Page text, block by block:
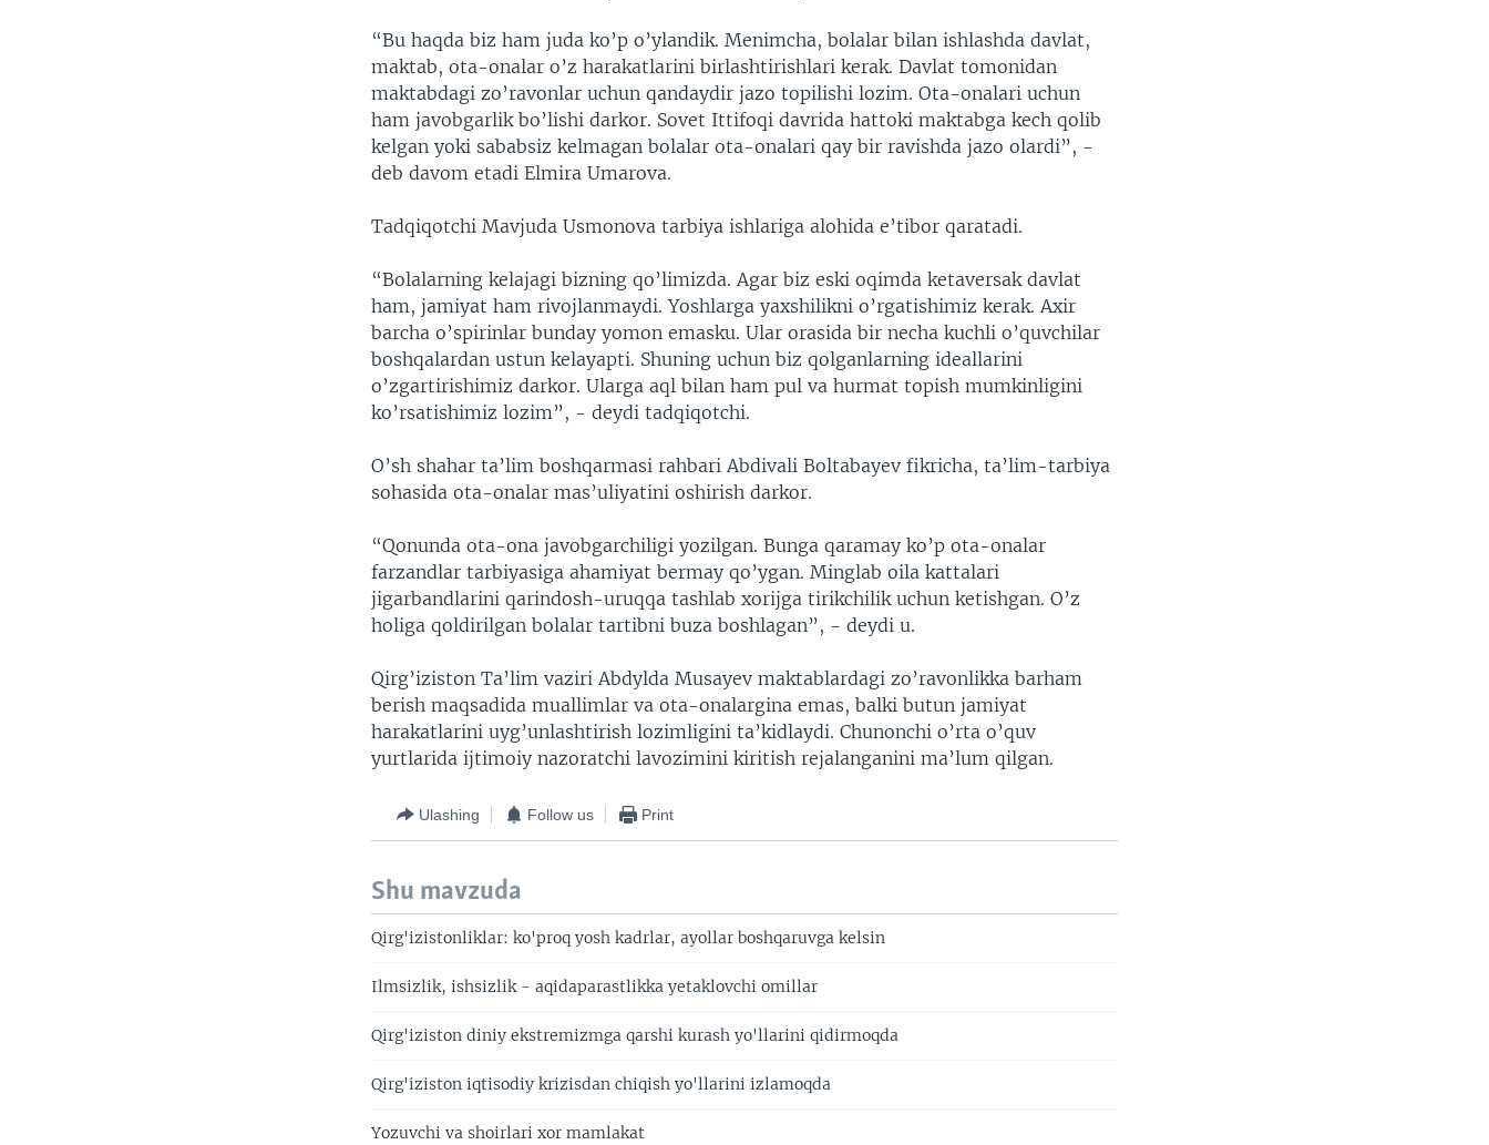
“Bu haqda biz ham juda ko’p o’ylandik. Menimcha, bolalar bilan ishlashda davlat,
maktab, ota-onalar o’z harakatlarini birlashtirishlari kerak. Davlat tomonidan
maktabdagi zo’ravonlar uchun qandaydir jazo topilishi lozim. Ota-onalari uchun
ham javobgarlik bo’lishi darkor. Sovet Ittifoqi davrida hattoki maktabga kech qolib
kelgan yoki sababsiz kelmagan bolalar ota-onalari qay bir ravishda jazo olardi”, -
deb davom etadi Elmira Umarova.
Tadqiqotchi Mavjuda Usmonova tarbiya ishlariga alohida e’tibor qaratadi.
“Bolalarning kelajagi bizning qo’limizda. Agar biz eski oqimda ketaversak davlat
ham, jamiyat ham rivojlanmaydi. Yoshlarga yaxshilikni o’rgatishimiz kerak. Axir
barcha o’spirinlar bunday yomon emasku. Ular orasida bir necha kuchli o’quvchilar
boshqalardan ustun kelayapti. Shuning uchun biz qolganlarning ideallarini
o’zgartirishimiz darkor. Ularga aql bilan ham pul va hurmat topish mumkinligini
ko’rsatishimiz lozim”, - deydi tadqiqotchi.
O’sh shahar ta’lim boshqarmasi rahbari Abdivali Boltabayev fikricha, ta’lim-tarbiya
sohasida ota-onalar mas’uliyatini oshirish darkor.
“Qonunda ota-ona javobgarchiligi yozilgan. Bunga qaramay ko’p ota-onalar
farzandlar tarbiyasiga ahamiyat bermay qo’ygan. Minglab oila kattalari
jigarbandlarini qarindosh-uruqqa tashlab xorijga tirikchilik uchun ketishgan. O’z
holiga qoldirilgan bolalar tartibni buza boshlagan”, - deydi u.
Qirg’iziston Ta’lim vaziri Abdylda Musayev maktablardagi zo’ravonlikka barham
berish maqsadida muallimlar va ota-onalargina emas, balki butun jamiyat
harakatlarini uyg’unlashtirish lozimligini ta’kidlaydi. Chunonchi o’rta o’quv
yurtlarida ijtimoiy nazoratchi lavozimini kiritish rejalanganini ma’lum qilgan.
Ulashing Follow us Print
Shu mavzuda
Qirg'izistonliklar: ko'proq yosh kadrlar, ayollar boshqaruvga kelsin
Ilmsizlik, ishsizlik - aqidaparastlikka yetaklovchi omillar
Qirg'iziston diniy ekstremizmga qarshi kurash yo'llarini qidirmoqda
Qirg'iziston iqtisodiy krizisdan chiqish yo'llarini izlamoqda
Yozuvchi va shoirlari xor mamlakat